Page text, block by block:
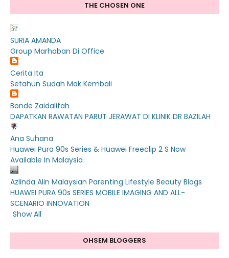
THE CHOSEN ONE
SURIA AMANDA
Group Marhaban Di Office
Cerita Ita
Setahun Sudah Mak Kembali
Bonde Zaidalifah
DAPATKAN RAWATAN PARUT JERAWAT DI KLINIK DR BAZILAH
Ana Suhana
Huawei Pura 90s Series & Huawei Freeclip 2 S Now
Available In Malaysia
Azlinda Alin Malaysian Parenting Lifestyle Beauty Blogs
HUAWEI PURA 90s SERIES MOBILE IMAGING AND ALL-
SCENARIO INNOVATION
Show All
OHSEM BLOGGERS